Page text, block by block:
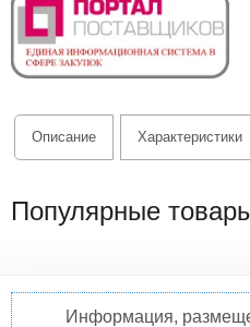
Описание Характеристики
Популярные
Информация,